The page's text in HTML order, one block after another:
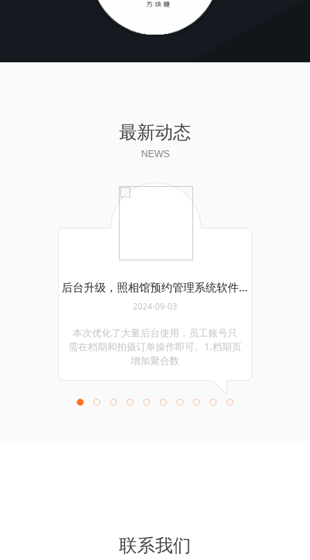
最新动态
NEWS
后台升级，照相馆预约管理系统软件更新至v1
2024-09-03
本次优化了大量后台使用，员工账号只
需在档期和拍摄订单操作即可。1.档期页
增加聚合数
联系我们